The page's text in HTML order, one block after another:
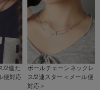
/2連た
便対応
ボールチェーンネックレ
ス/2連スター＜メール便
対応＞